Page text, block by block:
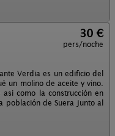
30 €
pers/noche
Verdia es un edificio del
un molino de aceite y vino.
como la construcción en
población de Suera junto al